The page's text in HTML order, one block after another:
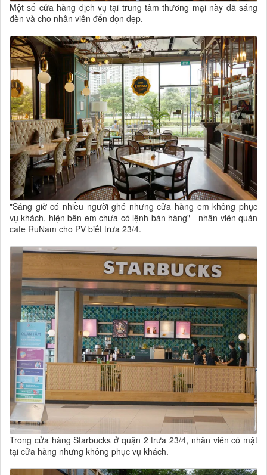
Một số cửa hàng dịch vụ tại trung tâm thương mại này đã sáng
đèn và cho nhân viên đến dọn dẹp.
"Sáng giờ có nhiều người ghé nhưng cửa hàng em không phục
vụ khách, hiện bên em chưa có lệnh bán hàng" - nhân viên quán
cafe RuNam cho PV biết trưa 23/4.
Trong cửa hàng Starbucks ở quận 2 trưa 23/4, nhân viên có mặt
tại cửa hàng nhưng không phục vụ khách.